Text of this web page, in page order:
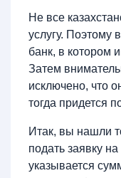
Не все
услугу. Поэтому
банк, в котором
Затем
исключено, что
тогда придется
Итак, вы нашли
подать заявку
указывается